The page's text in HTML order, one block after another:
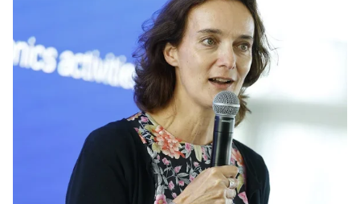
J'accepte - Lire la vidéo